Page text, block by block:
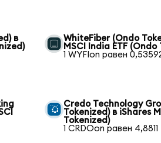
в
WhiteFiber (Ondo
MSCI India ETF (Ondo
1 WYFIon равен
Credo Technology
Tokenized) в iShares
Tokenized)
1 CRDOon равен